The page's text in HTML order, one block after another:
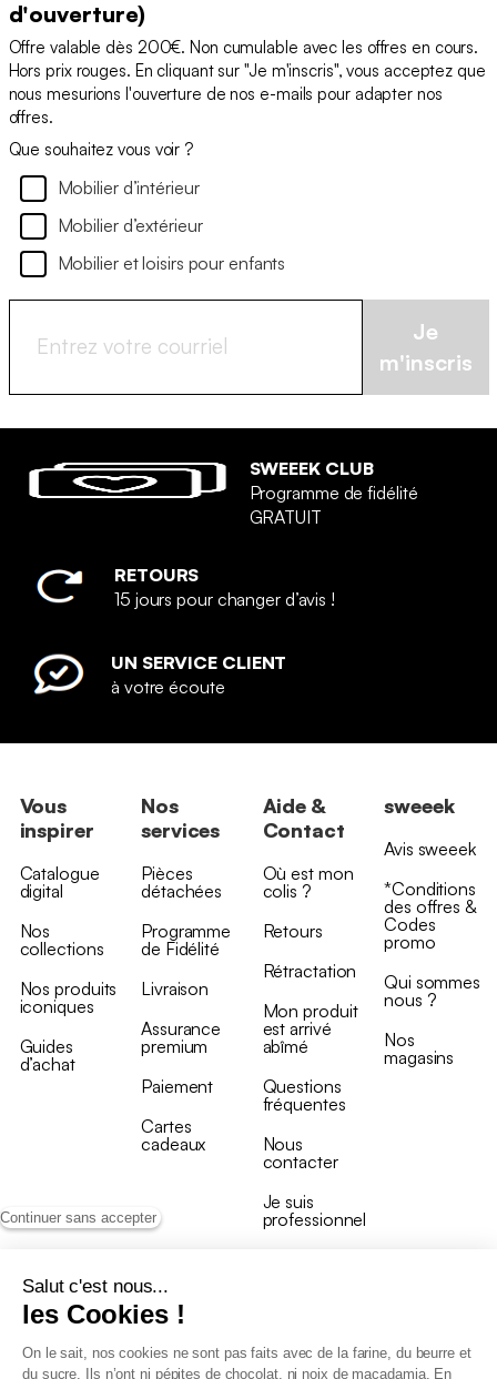
Continuer sans accepter
Salut c'est nous...
les Cookies !
On le sait, nos cookies ne sont pas faits avec de la farine, du beurre et
du sucre. Ils n’ont ni pépites de chocolat, ni noix de macadamia. En
d'ouverture)
Offre valable dès 200€. Non cumulable avec les offres en cours.
Hors prix rouges. En cliquant sur "Je m'inscris", vous acceptez que
nous mesurions l'ouverture de nos e-mails pour adapter nos
offres.
Que souhaitez vous voir ?
Mobilier d’intérieur
Mobilier d’extérieur
Mobilier et loisirs pour enfants
Je
m'inscris
SWEEEK CLUB
Programme de fidélité
GRATUIT
RETOURS
15 jours pour changer d’avis !
UN SERVICE CLIENT
à votre écoute
Vous
inspirer
Catalogue
digital
Nos
collections
Nos produits
iconiques
Guides
d’achat
Nos
services
Pièces
détachées
Programme
de Fidélité
Livraison
Assurance
premium
Paiement
Cartes
cadeaux
Aide &
Contact
Où est mon
colis ?
Retours
Rétractation
Mon produit
est arrivé
abîmé
Questions
fréquentes
Nous
contacter
Je suis
professionnel
sweeek
Avis sweeek
*Conditions
des offres &
Codes
promo
Qui sommes
nous ?
Nos
magasins
Conditions générales de vente